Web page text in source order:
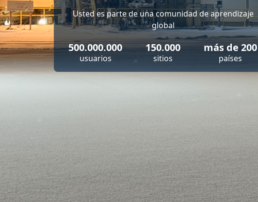
Usted es parte de una comunidad de aprendizaje
global
500.000.000
usuarios
150.000
sitios
más de 200
países